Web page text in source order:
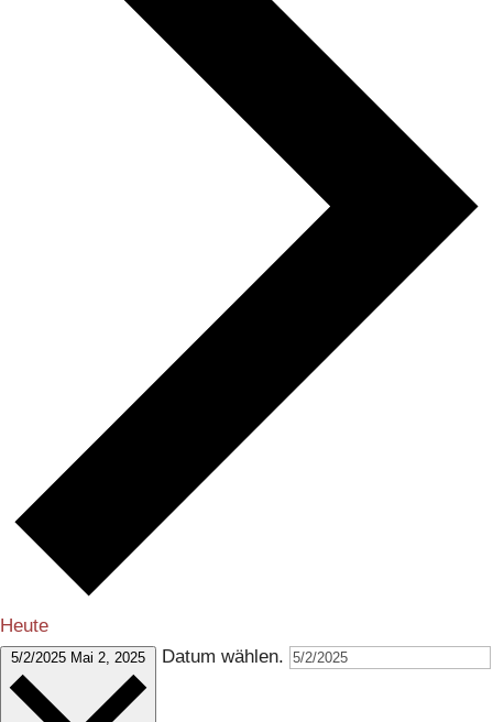
Heute
5/2/2025 Mai 2, 2025 Datum wählen.